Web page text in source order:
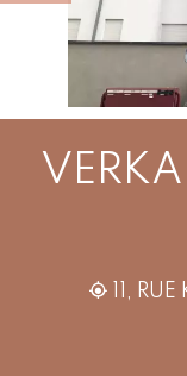
11,